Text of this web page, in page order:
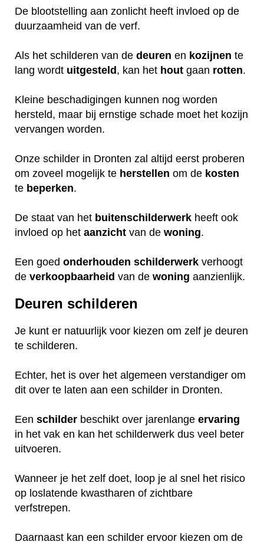
De blootstelling aan zonlicht heeft invloed op de
duurzaamheid van de verf.
Als het schilderen van de deuren en kozijnen te
lang wordt uitgesteld, kan het hout gaan rotten.
Kleine beschadigingen kunnen nog worden
hersteld, maar bij ernstige schade moet het kozijn
vervangen worden.
Onze schilder in Dronten zal altijd eerst proberen
om zoveel mogelijk te herstellen om de kosten
te beperken.
De staat van het buitenschilderwerk heeft ook
invloed op het aanzicht van de woning.
Een goed onderhouden schilderwerk verhoogt
de verkoopbaarheid van de woning aanzienlijk.
Deuren schilderen
Je kunt er natuurlijk voor kiezen om zelf je deuren
te schilderen.
Echter, het is over het algemeen verstandiger om
dit over te laten aan een schilder in Dronten.
Een schilder beschikt over jarenlange ervaring
in het vak en kan het schilderwerk dus veel beter
uitvoeren.
Wanneer je het zelf doet, loop je al snel het risico
op loslatende kwastharen of zichtbare
verfstrepen.
Daarnaast kan een schilder ervoor kiezen om de